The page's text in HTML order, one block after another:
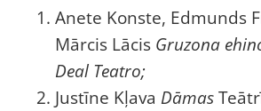
Anete Konste, Edmunds
Mārcis Lācis Gruzona
Deal Teatro;
Justīne Kļava Dāmas